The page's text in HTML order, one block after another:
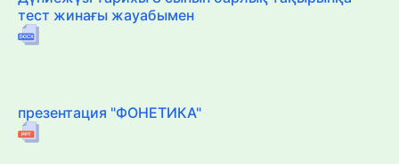
тест жинағы жауабымен
презентация "ФОНЕТИКА"